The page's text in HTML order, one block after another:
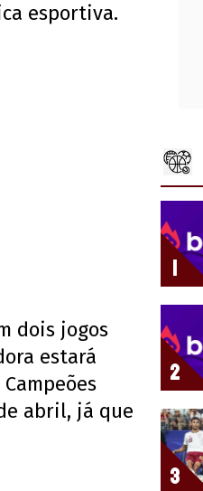
esportiva.
dois jogos
estará
abril, já que
1
2
3